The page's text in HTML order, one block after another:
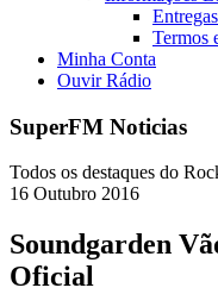
Termos
Minha Conta
Ouvir Rádio
SuperFM Noticias
Todos os destaques do
16 Outubro 2016
Soundgarden
Oficial